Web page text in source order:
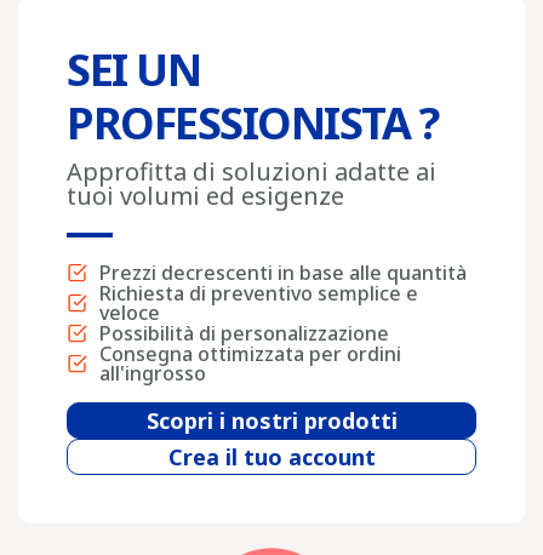
SEI UN
PROFESSIONISTA ?
Approfitta di soluzioni adatte ai
tuoi volumi ed esigenze
Prezzi decrescenti in base alle quantità
Richiesta di preventivo semplice e
veloce
Possibilità di personalizzazione
Consegna ottimizzata per ordini
all'ingrosso
Scopri i nostri prodotti
Crea il tuo account